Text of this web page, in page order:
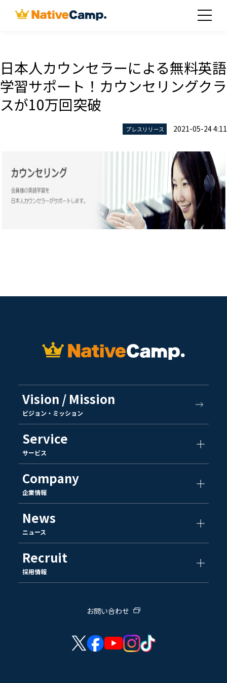
日本人カウンセラーによる無料英語
学習サポート！カウンセリングクラ
スが10万回突破
プレスリリース 2021-05-24 4:11
Vision / Mission
ビジョン・ミッション
Service
サービス
Company
企業情報
News
ニュース
Recruit
採用情報
お問い合わせ